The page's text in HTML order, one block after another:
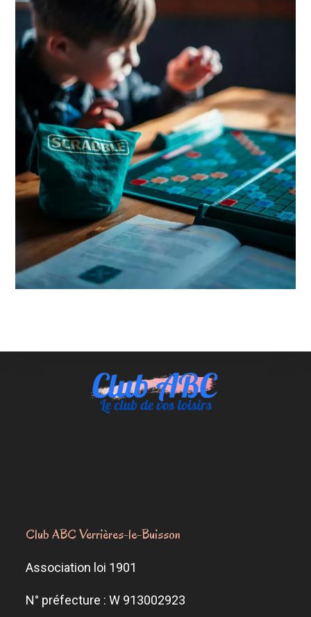
Club ABC Verrières-le-Buisson
Association loi 1901
N° préfecture : W 913002923